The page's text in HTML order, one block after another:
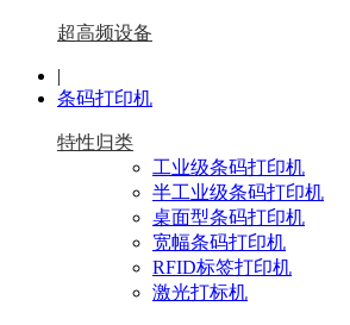
超高频设备
|
条码打印机
特性归类
工业级条码打印机
半工业级条码打印机
桌面型条码打印机
宽幅条码打印机
RFID标签打印机
激光打标机